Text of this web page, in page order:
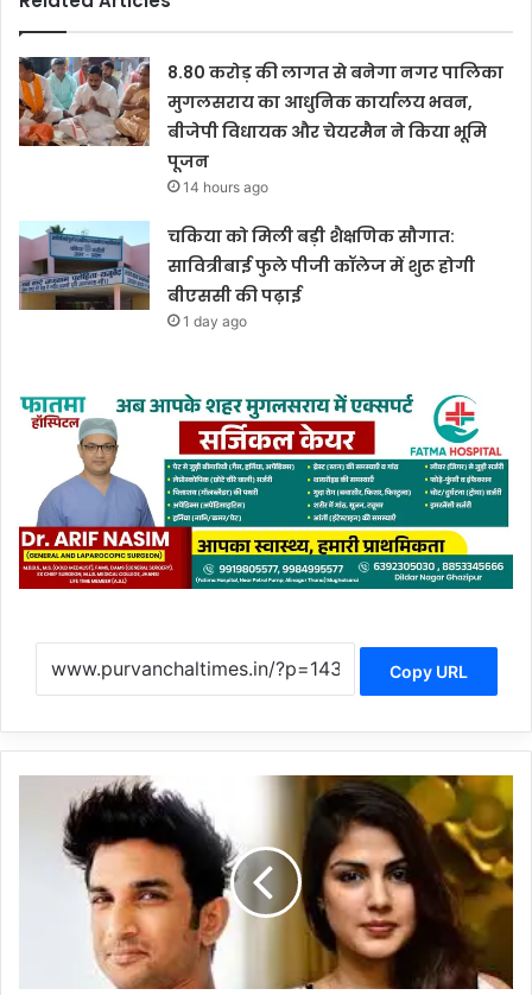
8.80 करोड़ की लागत से बनेगा नगर पालिका
मुगलसराय का आधुनिक कार्यालय भवन,
बीजेपी विधायक और चेयरमैन ने किया भूमि
पूजन
14 hours ago
चकिया को मिली बड़ी शैक्षणिक सौगात:
सावित्रीबाई फुले पीजी कॉलेज में शुरू होगी
बीएससी की पढ़ाई
1 day ago
Copy URL